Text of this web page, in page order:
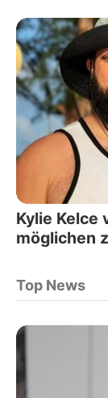
Kylie Kelce
möglichen
Top News